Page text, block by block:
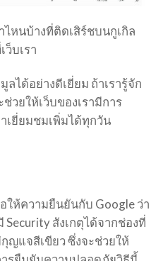
หนบ้างที่ติดเสิร์ชบนกูเกิล
บเรา
ลได้อย่างดีเยี่ยม ถ้าเรารู้จัก
วยให้เว็บของเรามีการ
เยี่ยมชมเพิ่มได้ทุกวัน
ให้ความยืนยันกับ Google ว่า
สังเกตุได้จากช่องที่
ญแจสีเขียว ซึ่งจะช่วยให้